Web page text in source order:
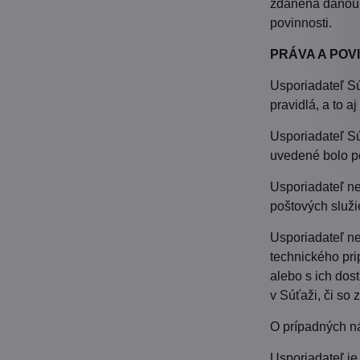
zdanená
povinnosti.
PRÁVA A
Usporiadateľ
pravidlá, a to
Usporiadateľ
uvedené bolo
Usporiadateľ
poštových
Usporiadateľ
technického
alebo s ich
v Súťaži, či so
O prípadných